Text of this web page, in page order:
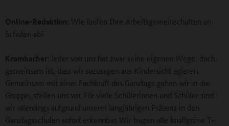
Online-Redaktion: Wie laufen Ihre Arbeitsgemeinschaften an
Schulen ab?
Krombacher:
Jeder von uns hat zwar seine eigenen Wege, doch
gemeinsam ist, dass wir sozusagen aus Kindersicht agieren.
Gemeinsam mit einer Fachkraft des Ganztags gehen wir in die
Gruppe, stellen uns vor. Für viele Schülerinnen und Schüler sind
wir allerdings aufgrund unserer langjährigen Präsenz in den
Ganztagsschulen sofort erkennbar. Wir tragen alle knallgrüne T-